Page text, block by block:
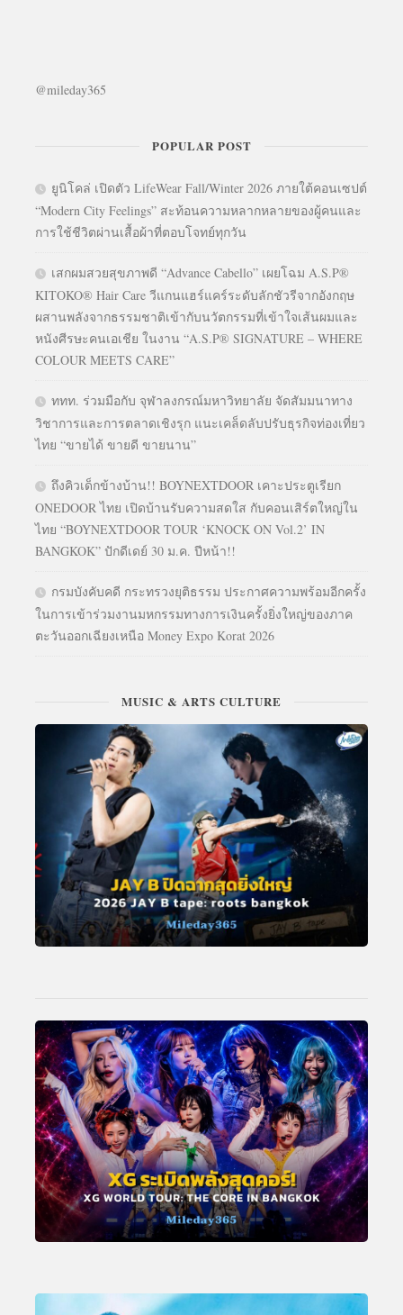
@mileday365
POPULAR POST
ยูนิโคล่ เปิดตัว LifeWear Fall/Winter 2026 ภายใต้คอนเซปต์
“Modern City Feelings” สะท้อนความหลากหลายของผู้คนและ
การใช้ชีวิตผ่านเสื้อผ้าที่ตอบโจทย์ทุกวัน
เสกผมสวยสุขภาพดี “Advance Cabello” เผยโฉม A.S.P®
KITOKO® Hair Care วีแกนแฮร์แคร์ระดับลักชัวรีจากอังกฤษ
ผสานพลังจากธรรมชาติเข้ากับนวัตกรรมที่เข้าใจเส้นผมและ
หนังศีรษะคนเอเชีย ในงาน “A.S.P® SIGNATURE – WHERE
COLOUR MEETS CARE”
ททท. ร่วมมือกับ จุฬาลงกรณ์มหาวิทยาลัย จัดสัมมนาทาง
วิชาการและการตลาดเชิงรุก แนะเคล็ดลับปรับธุรกิจท่องเที่ยว
ไทย “ขายได้ ขายดี ขายนาน”
ถึงคิวเด็กข้างบ้าน!! BOYNEXTDOOR เคาะประตูเรียก
ONEDOOR ไทย เปิดบ้านรับความสดใส กับคอนเสิร์ตใหญ่ใน
ไทย “BOYNEXTDOOR TOUR ‘KNOCK ON Vol.2’ IN
BANGKOK” ปักดีเดย์ 30 ม.ค. ปีหน้า!!
กรมบังคับคดี กระทรวงยุติธรรม ประกาศความพร้อมอีกครั้ง
ในการเข้าร่วมงานมหกรรมทางการเงินครั้งยิ่งใหญ่ของภาค
ตะวันออกเฉียงเหนือ Money Expo Korat 2026
MUSIC & ARTS CULTURE